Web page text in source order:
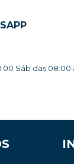
Sáb das 08:00